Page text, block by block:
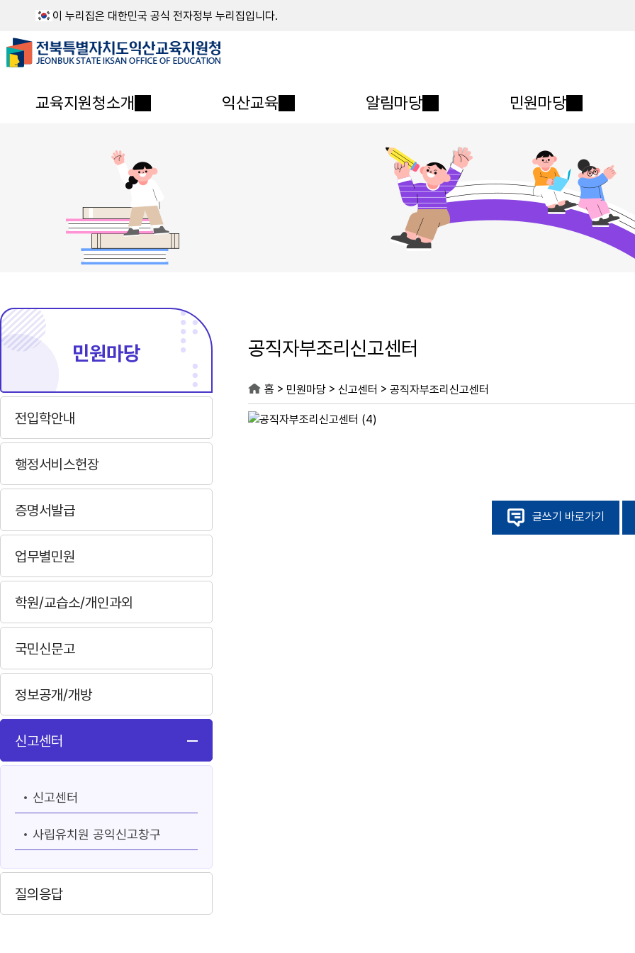
이 누리집은 대한민국 공식 전자정부 누리집입니다.
교육지원청소개 익산교육 알림마당 민원마당
민원마당
전입학안내
행정서비스헌장
증명서발급
업무별민원
학원/교습소/개인과외
국민신문고
정보공개/개방
신고센터
신고센터
사립유치원 공익신고창구
질의응답
공직자부조리신고센터
홈 > 민원마당 > 신고센터 > 공직자부조리신고센터
글쓰기 바로가기